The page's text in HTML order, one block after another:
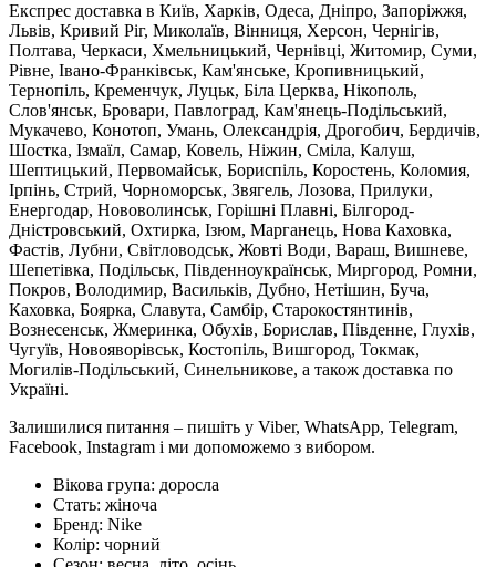
Експрес доставка в Київ, Харків, Одеса, Дніпро, Запоріжжя,
Львів, Кривий Ріг, Миколаїв, Вінниця, Херсон, Чернігів,
Полтава, Черкаси, Хмельницький, Чернівці, Житомир, Суми,
Рівне, Івано-Франківськ, Кам'янське, Кропивницький,
Тернопіль, Кременчук, Луцьк, Біла Церква, Нікополь,
Слов'янськ, Бровари, Павлоград, Кам'янець-Подільський,
Мукачево, Конотоп, Умань, Олександрія, Дрогобич, Бердичів,
Шостка, Ізмаїл, Самар, Ковель, Ніжин, Сміла, Калуш,
Шептицький, Первомайськ, Бориспіль, Коростень, Коломия,
Ірпінь, Стрий, Чорноморськ, Звягель, Лозова, Прилуки,
Енергодар, Нововолинськ, Горішні Плавні, Білгород-
Дністровський, Охтирка, Ізюм, Марганець, Нова Каховка,
Фастів, Лубни, Світловодськ, Жовті Води, Вараш, Вишневе,
Шепетівка, Подільськ, Південноукраїнськ, Миргород, Ромни,
Покров, Володимир, Васильків, Дубно, Нетішин, Буча,
Каховка, Боярка, Славута, Самбір, Старокостянтинів,
Вознесенськ, Жмеринка, Обухів, Борислав, Південне, Глухів,
Чугуїв, Новояворівськ, Костопіль, Вишгород, Токмак,
Могилів-Подільський, Синельникове, а також доставка по
Україні.
Залишилися питання – пишіть у Viber, WhatsApp, Telegram,
Facebook, Instagram і ми допоможемо з вибором.
Вікова група: доросла
Стать: жіноча
Бренд: Nike
Колір: чорний